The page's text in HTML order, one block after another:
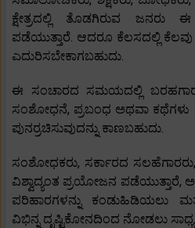
ಕ್ಷೇತ್ರದಲ್ಲಿ ತೊಡಗಿರುವ
ಪಡೆಯುತ್ತಾರೆ. ಆದರೂ ಕೆಲಸದಲ್ಲಿ
ಎದುರಿಸಬೇಕಾಗಬಹುದು.
ಈ ಸಂಚಾರದ ಸಮಯದಲ್ಲಿ
ಸಂಶೋಧನೆ, ಪ್ರಬಂಧ ಅಥವಾ ಕಥೆಗಳು
ಪುನರ್ರಚಿಸುವುದನ್ನು ಕಾಣಬಹುದು.
ಸಂಶೋಧಕರು, ಸರ್ಕಾರದ
ವಿಶ್ವಾದ್ಯಂತ ಪ್ರಯೋಜನ ಪಡೆಯುತ್ತಾರೆ,
ಪರಿಹಾರಗಳನ್ನು ಕಂಡುಹಿಡಿಯಲು
ವಿಭಿನ್ನ ದೃಷ್ಟಿಕೋನದಿಂದ ನೋಡಲು